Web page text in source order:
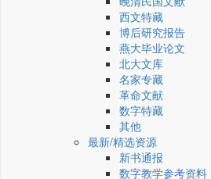
西文特藏
博后研究报告
燕大毕业论文
北大文库
名家专藏
革命文献
数字特藏
其他
最新/精选资源
新书通报
数字教学参考资料